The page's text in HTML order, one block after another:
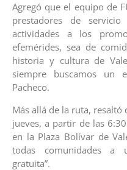
Agregó que el equipo de
prestadores de
actividades a los
efemérides, sea de
historia y cultura de
siempre buscamos un
Pacheco.
Más allá de la ruta, resaltó
jueves, a partir de las
en la Plaza Bolívar de
todas comunidades a
gratuita”.